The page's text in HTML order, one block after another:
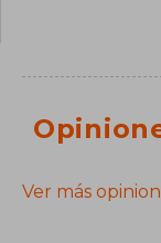
Ver más